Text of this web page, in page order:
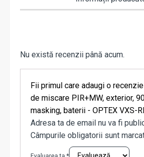
Nu există recenzii până acum.
Fii primul care adaugi o
de miscare PIR+MW, exterior,
masking, baterii - OPTEX VXS-
Adresa ta de email nu va fi
Câmpurile obligatorii sunt